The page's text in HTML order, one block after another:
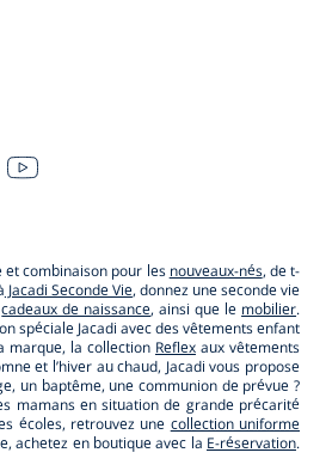
Youtube
et combinaison pour les nouveaux-nés, de t-
Jacadi Seconde Vie, donnez une seconde vie
cadeaux de naissance, ainsi que le mobilier.
spéciale Jacadi avec des vêtements enfant
marque, la collection Reflexaux vêtements
et l’hiver au chaud, Jacadi vous propose
un baptême, une communion de prévue ?
mamans en situation de grande précarité
écoles, retrouvez une collection uniforme
achetez en boutique avec la E-réservation.